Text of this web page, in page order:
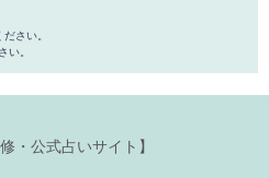
さい。
。
・公式占いサイト】